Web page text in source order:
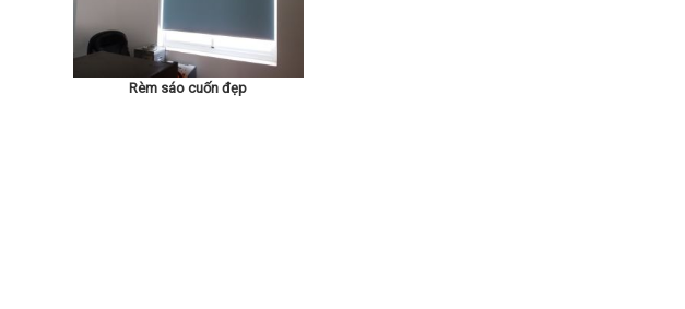
Rèm sáo cuốn đẹp